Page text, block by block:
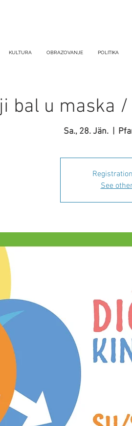
KULTURA OBRAZOVANJE POLITIKA
bal u maska
Sa., 28. Jän.
  |
See